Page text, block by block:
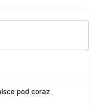
pod coraz